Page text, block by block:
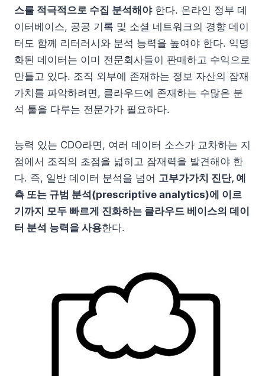
스를 적극적으로 수집 분석해야한다. 온라인 정부 데
이터베이스, 공공 기록 및 소셜 네트워크의 경향 데이
터도 함께 리터러시와 분석 능력을 높여야 한다. 익명
화된 데이터는 이미 전문회사들이 판매하고 수익으로
만들고 있다. 조직 외부에 존재하는 정보 자산의 잠재
가치를 파악하려면, 클라우드에 존재하는 수많은 분
석 툴을 다루는 전문가가 필요하다.
능력 있는 CDO라면, 여러 데이터 소스가 교차하는 지
점에서 조직의 초점을 넓히고 잠재력을 발견해야 한
다. 즉, 일반 데이터 분석을 넘어 고부가가치 진단, 예
측 또는 규범 분석(prescriptive analytics)에 이르
기까지 모두 빠르게 진화하는 클라우드 베이스의 데이
터 분석 능력을 사용한다.